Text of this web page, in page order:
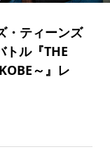
・ティーンズ
トル『THE
～』レ